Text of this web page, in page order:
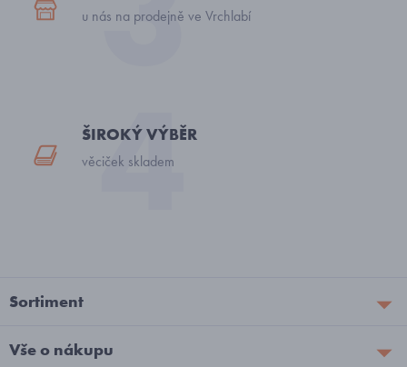
u nás na prodejně ve Vrchlabí
ŠIROKÝ VÝBĚR
věciček skladem
Sortiment
Vše o nákupu